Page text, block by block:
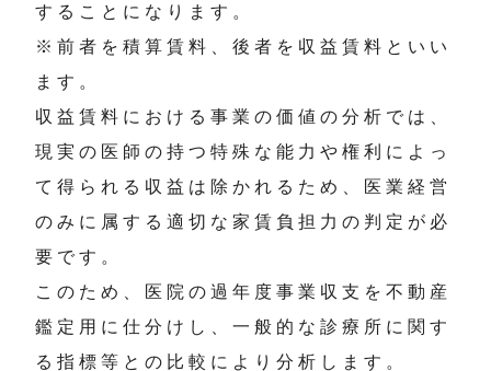
することになります。
※前者を積算賃料、後者を収益賃料といい
ます。
収益賃料における事業の価値の分析では、
現実の医師の持つ特殊な能力や権利によっ
て得られる収益は除かれるため、医業経営
のみに属する適切な家賃負担力の判定が必
要です。
このため、医院の過年度事業収支を不動産
鑑定用に仕分けし、一般的な診療所に関す
る指標等との比較により分析します。